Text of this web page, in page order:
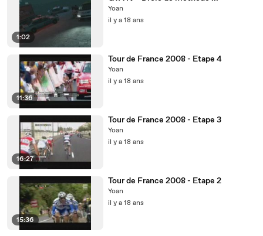
1:02
Yoan
il y a 18 ans
11:36
Tour de France 2008 - Etape 4
Yoan
il y a 18 ans
16:27
Tour de France 2008 - Etape 3
Yoan
il y a 18 ans
15:36
Tour de France 2008 - Etape 2
Yoan
il y a 18 ans